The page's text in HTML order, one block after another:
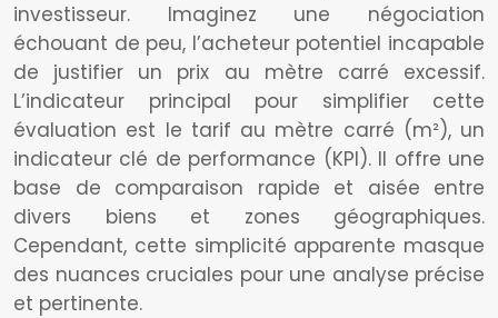
investisseur. Imaginez une négociation
échouant de peu, l’acheteur potentiel incapable
de justifier un prix au mètre carré excessif.
L’indicateur principal pour simplifier cette
évaluation est le tarif au mètre carré (m²), un
indicateur clé de performance (KPI). Il offre une
base de comparaison rapide et aisée entre
divers biens et zones géographiques.
Cependant, cette simplicité apparente masque
des nuances cruciales pour une analyse précise
et pertinente.